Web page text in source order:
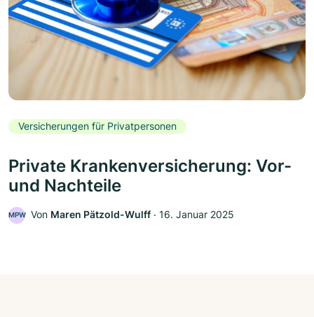
Versicherungen für Privatpersonen
Private Krankenversicherung: Vor-
und Nachteile
MPW Von Maren Pätzold-Wulff ‧ 16. Januar 2025